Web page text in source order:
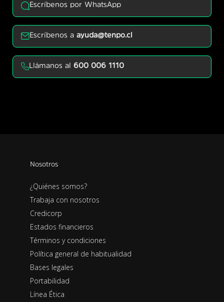
Escríbenos por WhatsApp
Escríbenos aayuda@tenpo.cl
Llámanos al 600 006 1110
Nosotros
¿Quiénes somos?
Trabaja con nosotros
Credicorp
Estados financieros
Términos y condiciones
Política general de habitualidad
Bases legales
Portabilidad
Línea Ética